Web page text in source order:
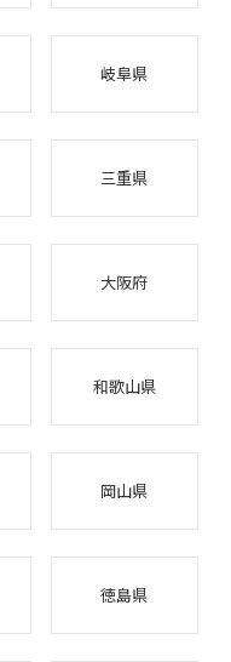
岐阜県
三重県
大阪府
和歌山県
岡山県
徳島県